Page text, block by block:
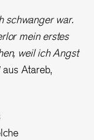
schwanger war.
mein erstes
weil ich Angst
aus Atareb,